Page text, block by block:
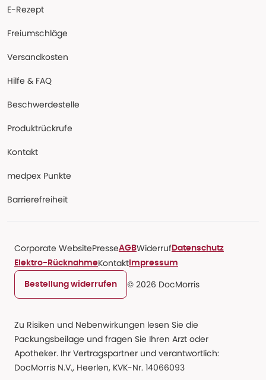
E-Rezept
Freiumschläge
Versandkosten
Hilfe & FAQ
Beschwerdestelle
Produktrückrufe
Kontakt
medpex Punkte
Barrierefreiheit
Corporate WebsitePresseAGBWiderruf Datenschutz
Elektro-RücknahmeKontakt Impressum
Bestellung widerrufen © 2026 DocMorris
Zu Risiken und Nebenwirkungen lesen Sie die
Packungsbeilage und fragen Sie Ihren Arzt oder
Apotheker. Ihr Vertragspartner und verantwortlich:
DocMorris N.V., Heerlen, KVK-Nr. 14066093